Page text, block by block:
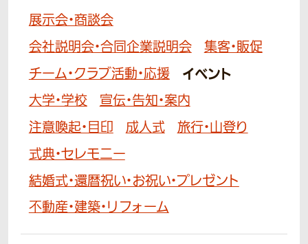
展示会・商談会
会社説明会・合同企業説明会
集客・販促
チーム・クラブ活動・応援
イベント
大学・学校
宣伝・告知・案内
注意喚起・目印
成人式
旅行・山登り
式典・セレモニー
結婚式・還暦祝い・お祝い・プレゼント
不動産・建築・リフォーム